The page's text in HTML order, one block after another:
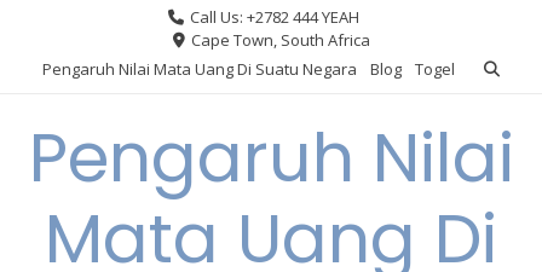
content
Call Us: +2782 444 YEAH
Cape Town, South Africa
Pengaruh Nilai Mata Uang Di Suatu Negara
Blog Togel
Pengaruh Nilai
Mata Uang Di